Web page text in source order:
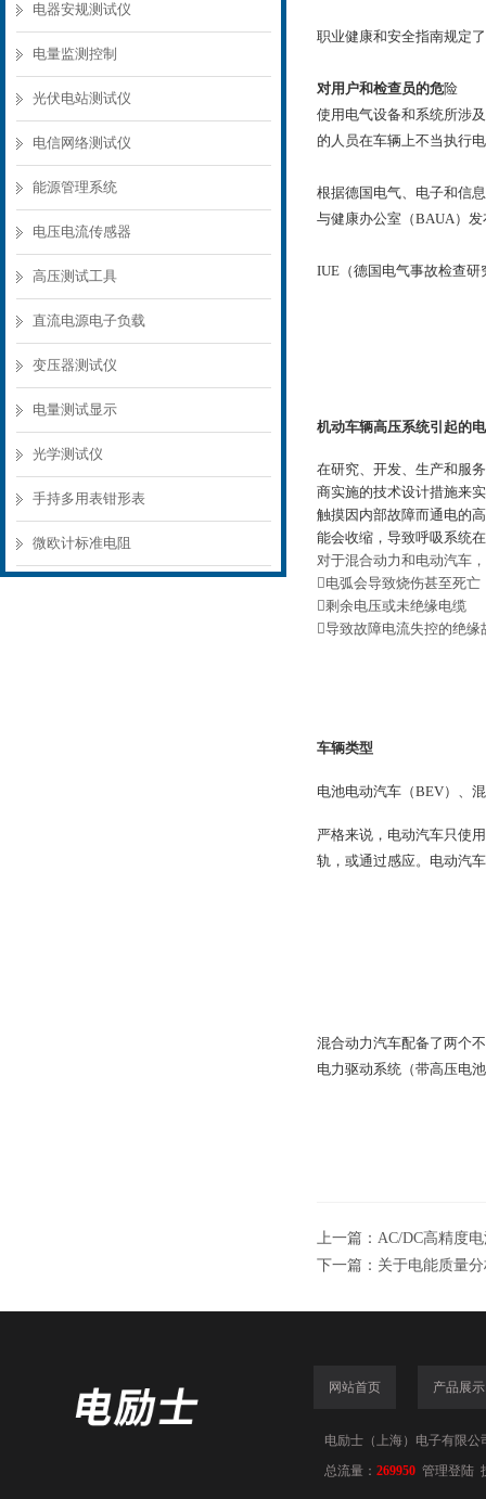
电器安规测试仪
电量监测控制
光伏电站测试仪
电信网络测试仪
能源管理系统
电压电流传感器
高压测试工具
直流电源电子负载
变压器测试仪
电量测试显示
光学测试仪
手持多用表钳形表
微欧计标准电阻
职业健康和安全指南规定
对用户和检查员的危险
使用电气设备和系统所涉
的人员在车辆上不当执行
根据德国电气、电子和信
与健康办公室（BAUA）
IUE （德国电气事故检查
机动车辆高压系统引起的
在研究、开发、生产和服
商实施的技术设计措施来
触摸因内部故障而通电的
能会收缩，导致呼吸系统
对于混合动力和电动汽车
电弧会导致烧伤甚至死亡
剩余电压或未绝缘电缆
导致故障电流失控的绝缘
车辆类型
电池电动汽车（BEV）、
严格来说，电动汽车只使
轨，或通过感应。电动汽
混合动力汽车配备了两个
电力驱动系统（带高压电
上一篇： AC/DC高精度
下一篇： 关于电能质量
网站首页 产品展示
电励士（上海）电子有限公
总流量： 269950 管理登陆